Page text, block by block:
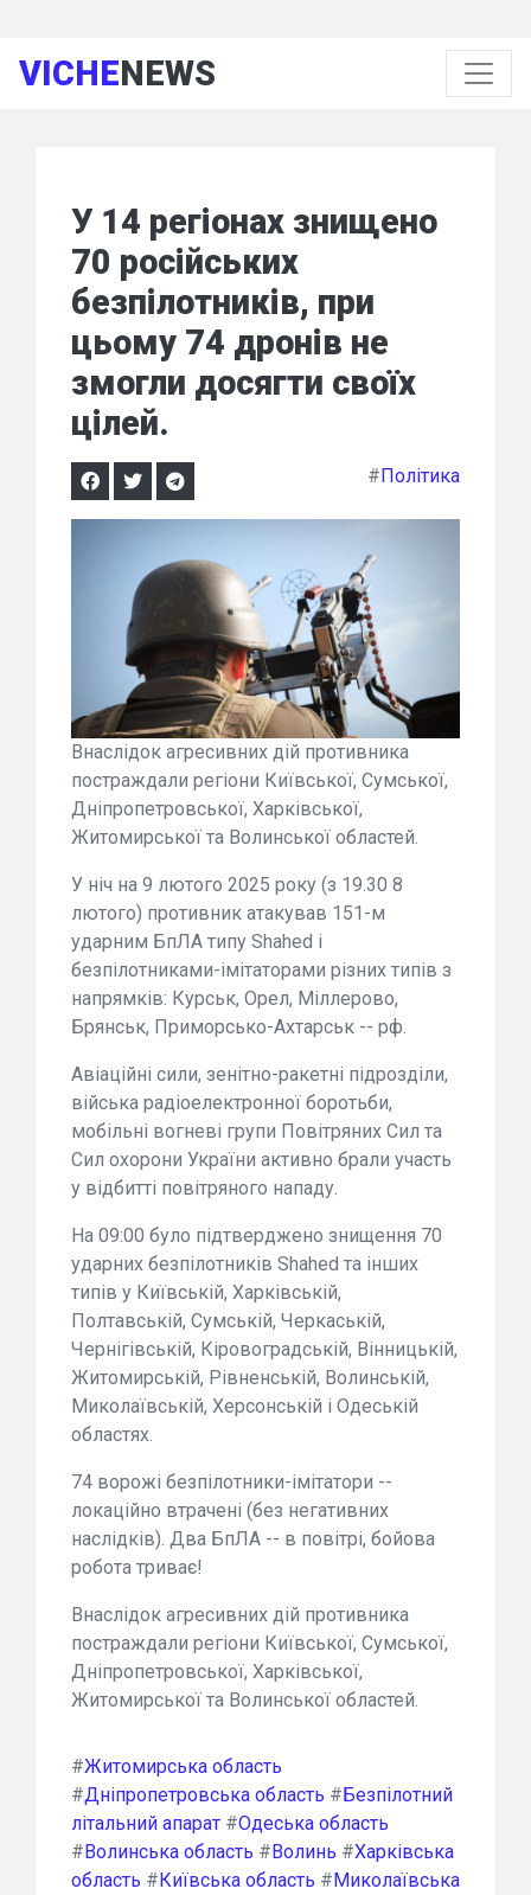
VICHENEWS
У 14 регіонах знищено
70 російських
безпілотників, при
цьому 74 дронів не
змогли досягти своїх
цілей.
#Політика
Внаслідок агресивних дій противника
постраждали регіони Київської, Сумської,
Дніпропетровської, Харківської,
Житомирської та Волинської областей.
У ніч на 9 лютого 2025 року (з 19.30 8
лютого) противник атакував 151-м
ударним БпЛА типу Shahed і
безпілотниками-імітаторами різних типів з
напрямків: Курськ, Орел, Міллерово,
Брянськ, Приморсько-Ахтарськ -- рф.
Авіаційні сили, зенітно-ракетні підрозділи,
війська радіоелектронної боротьби,
мобільні вогневі групи Повітряних Сил та
Сил охорони України активно брали участь
у відбитті повітряного нападу.
На 09:00 було підтверджено знищення 70
ударних безпілотників Shahed та інших
типів у Київській, Харківській,
Полтавській, Сумській, Черкаській,
Чернігівській, Кіровоградській, Вінницькій,
Житомирській, Рівненській, Волинській,
Миколаївській, Херсонській і Одеській
областях.
74 ворожі безпілотники-імітатори --
локаційно втрачені (без негативних
наслідків). Два БпЛА -- в повітрі, бойова
робота триває!
Внаслідок агресивних дій противника
постраждали регіони Київської, Сумської,
Дніпропетровської, Харківської,
Житомирської та Волинської областей.
#Житомирська область
#Дніпропетровська область #Безпілотний
літальний апарат #Одеська область
#Волинська область #Волинь #Харківська
область #Київська область #Миколаївська